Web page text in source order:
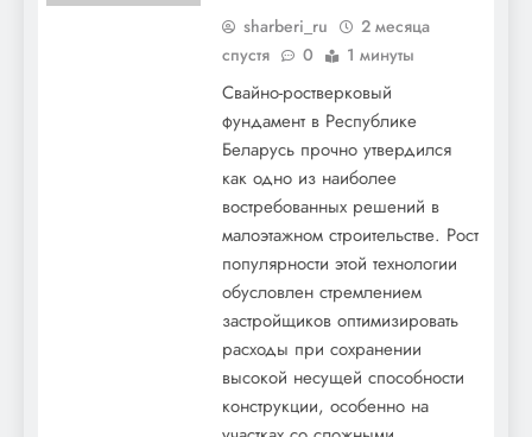
sharberi_ru
2 месяца
спустя
0 1 минуты
Свайно-ростверковый
фундамент в Республике
Беларусь прочно утвердился
как одно из наиболее
востребованных решений в
малоэтажном строительстве. Рост
популярности этой технологии
обусловлен стремлением
застройщиков оптимизировать
расходы при сохранении
высокой несущей способности
конструкции, особенно на